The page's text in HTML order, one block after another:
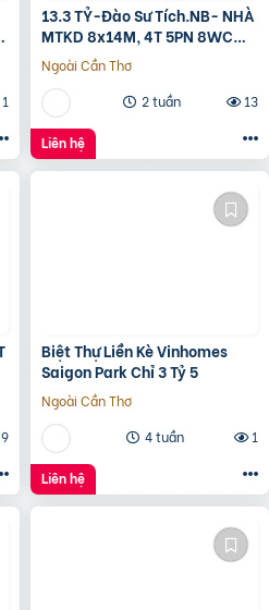
1
13.3 TỶ-Đào Sư Tích.NB- NHÀ
MTKD 8x14M, 4T 5PN 8WC
FULL NỘI THẤT GỖ ĐỎ
Ngoài Cần Thơ
2 tuần
13
Liên hệ
9
Biệt Thự Liền Kè Vinhomes
Saigon Park Chỉ 3 Tỷ 5
Ngoài Cần Thơ
4 tuần
1
Liên hệ